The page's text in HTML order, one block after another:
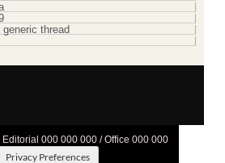
thread
000 000 000 / Office 000 000
Privacy Preferences